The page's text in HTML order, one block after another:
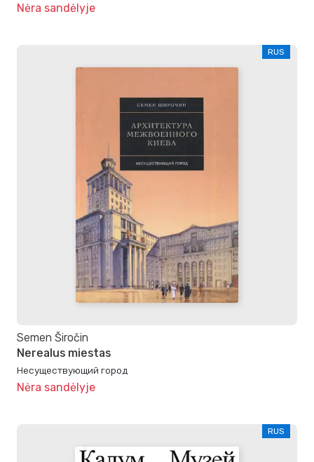
Nėra sandėlyje
RUS
Semen Širočin
Nerealus miestas
Несуществующий город
Nėra sandėlyje
RUS